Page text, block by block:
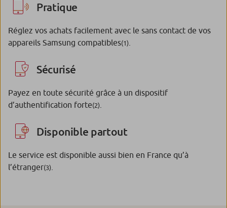
Pratique
Réglez vos achats facilement avec le sans contact de vos
appareils Samsung compatibles(1)
Sécurisé
Payez en toute sécurité grâce à un dispositif
d’authentification forte(2)
Disponible partout
Le service est disponible aussi bien en France qu’à
l’étranger(3)